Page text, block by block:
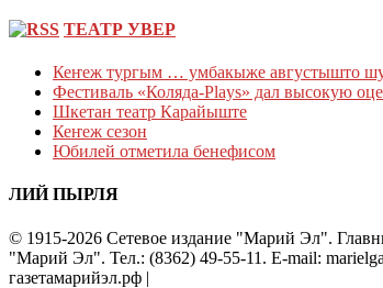
ТЕАТР УВЕР
Кеҥеж тургым … умбакыже августышто
Фестиваль «Коляда-Plays» дал высокую
Шкетан театр Карайыште
Кеҥеж сезон
Юбилей отметила бенефисом
ЛИЙ ПЫРЛЯ
© 1915-2026 Сетевое издание "Марий Эл".
"Марий Эл". Тел.: (8362) 49-55-11. E-mail:
газетамарийэл.рф |